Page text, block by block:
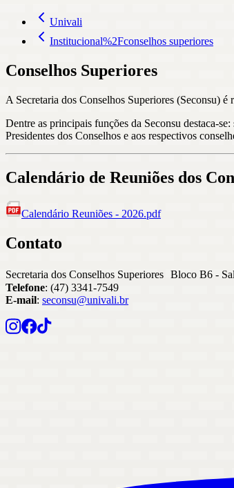
Univali
Institucional%2Fconselhos superiores
Conselhos Superiores
A Secretaria dos Conselhos Superiores (Seconsu)
Dentre as principais funções da Seconsu destaca-
Presidentes dos Conselhos e aos respectivos
Calendário de Reuniões dos
Calendário Reuniões - 2026.pdf
Contato
Secretaria dos Conselhos Superiores Bloco B6 -
Telefone: (47) 3341-7549
E-mail: seconsu@univali.br